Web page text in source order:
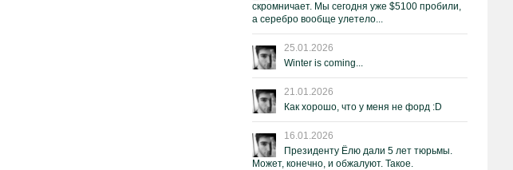
скромничает. Мы сегодня уже $5100 пробили,
а серебро вообще улетело...
25.01.2026
Winter is coming...
21.01.2026
Как хорошо, что у меня не форд :D
16.01.2026
Президенту Ёлю дали 5 лет тюрьмы.
Может, конечно, и обжалуют. Такое.